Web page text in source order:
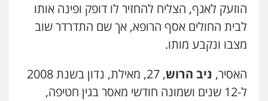
הוזעק לאגף, הצליח להחזיר לו דופק ופינה אותו
לבית החולים אסף הרופא, אך שם התדרדר שוב
מצבו ונקבע מותו.
האסיר, ניב הרוש
, 27, מאילת, נדון בשנת 2008
ל-12 שנים ושמונה חודשי מאסר בגין חטיפה,